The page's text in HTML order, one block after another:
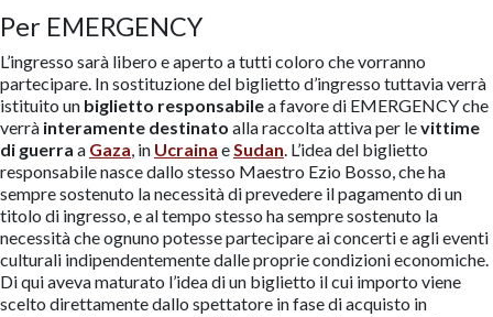
Per EMERGENCY
L’ingresso sarà libero e aperto a tutti coloro che vorranno
partecipare. In sostituzione del biglietto d’ingresso tuttavia verrà
istituito un biglietto responsabilea favore di EMERGENCY che
verrà interamente destinato alla raccolta attiva per levittime
di guerra a Gaza, in Ucraina eSudan. L’idea del biglietto
responsabile nasce dallo stesso Maestro Ezio Bosso, che ha
sempre sostenuto la necessità di prevedere il pagamento di un
titolo di ingresso, e al tempo stesso ha sempre sostenuto la
necessità che ognuno potesse partecipare ai concerti e agli eventi
culturali indipendentemente dalle proprie condizioni economiche.
Di qui aveva maturato l’idea di un biglietto il cui importo viene
scelto direttamente dallo spettatore in fase di acquisto in